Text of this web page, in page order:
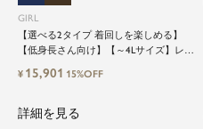
GIRL
【選べる2タイプ 着回しを楽しめる】
【低身長さん向け】【～4Lサイズ】レイ
カートorワイドパンツセットアップロン
ティードレス
¥ 15,901 15%OFF
詳細を見る